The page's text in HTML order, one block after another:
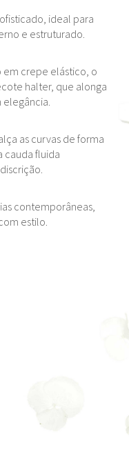
ideal para
e estruturado.
crepe elástico, o
halter, que alonga
elegância.
as curvas de forma
cauda fluida
contemporâneas,
estilo.